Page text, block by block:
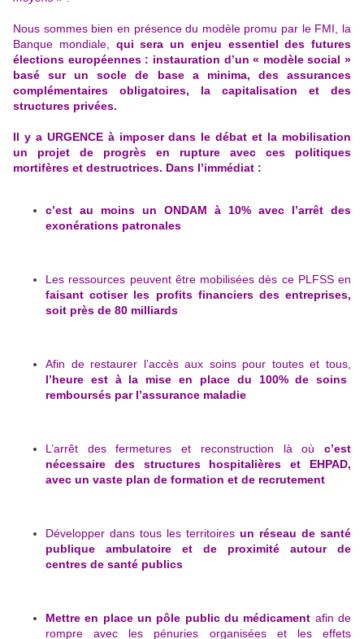
Nous sommes bien en présence du modèle promu par le FMI, la
Banque mondiale, qui sera un enjeu essentiel des futures
élections européennes : instauration d’un « modèle social »
basé sur un socle de base a minima, des assurances
complémentaires obligatoires, la capitalisation et des
structures privées.
Il y a URGENCE à imposer dans le débat et la mobilisation
un projet de progrès en rupture avec ces politiques
mortifères et destructrices. Dans l’immédiat :
c’est au moins un ONDAM à 10% avec l’arrêt des
exonérations patronales
Les ressources peuvent être mobilisées dès ce PLFSS en
faisant cotiser les profits financiers des entreprises,
soit près de 80 milliards
Afin de restaurer l’accès aux soins pour toutes et tous,
l’heure est à la mise en place du 100% de soins
remboursés par l’assurance maladie
L’arrêt des fermetures et reconstruction là où c’est
nécessaire des structures hospitalières et EHPAD,
avec un vaste plan de formation et de recrutement
Développer dans tous les territoires un réseau de santé
publique ambulatoire et de proximité autour de
centres de santé publics
Mettre en place un pôle public du médicament afin de
rompre avec les pénuries organisées et les effets